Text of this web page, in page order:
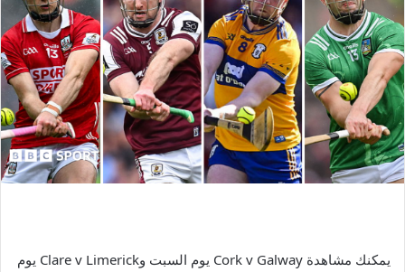
يمكنك مشاهدة Cork v Galway يوم السبت وClare v Limerick يوم